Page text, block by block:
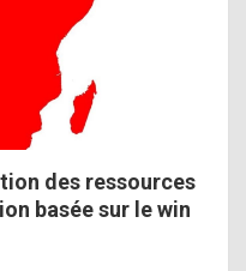
des ressources
basée sur le win